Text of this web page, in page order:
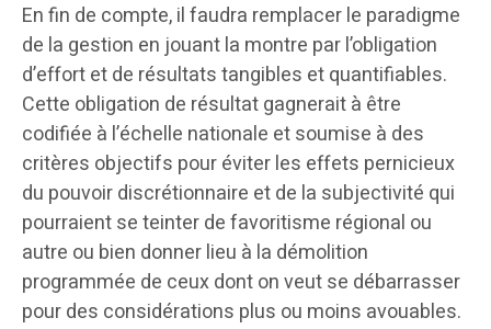
En fin de compte, il faudra remplacer le paradigme
de la gestion en jouant la montre par l’obligation
d’effort et de résultats tangibles et quantifiables.
Cette obligation de résultat gagnerait à être
codifiée à l’échelle nationale et soumise à des
critères objectifs pour éviter les effets pernicieux
du pouvoir discrétionnaire et de la subjectivité qui
pourraient se teinter de favoritisme régional ou
autre ou bien donner lieu à la démolition
programmée de ceux dont on veut se débarrasser
pour des considérations plus ou moins avouables.